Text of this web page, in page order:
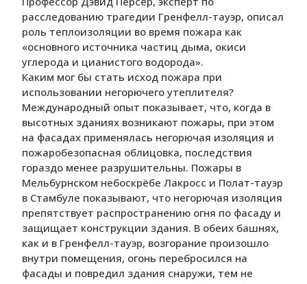
расследованию трагедии Гренфелл-тауэр, описал
роль теплоизоляции во время пожара как
«основного источника частиц дыма, окиси
углерода и цианистого водорода».
Каким мог бы стать исход пожара при
использовании негорючего утеплителя?
Международный опыт показывает, что, когда в
высотных зданиях возникают пожары, при этом
на фасадах применялась негорючая изоляция и
пожаробезопасная облицовка, последствия
гораздо менее разрушительны. Пожары в
Мельбурнском небоскрёбе Лакросс и Полат-тауэр
в Стамбуле показывают, что негорючая изоляция
препятствует распространению огня по фасаду и
защищает конструкции здания. В обеих башнях,
как и в Гренфелл-тауэр, возгорание произошло
внутри помещения, огонь перебросился на
фасады и повредил здания снаружи, тем не